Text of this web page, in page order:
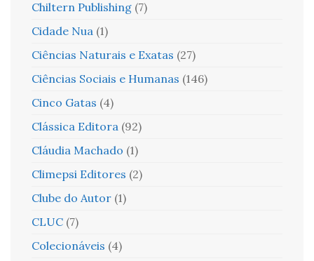
Chiltern Publishing (7)
Cidade Nua (1)
Ciências Naturais e Exatas (27)
Ciências Sociais e Humanas (146)
Cinco Gatas (4)
Clássica Editora (92)
Cláudia Machado (1)
Climepsi Editores (2)
Clube do Autor (1)
CLUC (7)
Colecionáveis (4)